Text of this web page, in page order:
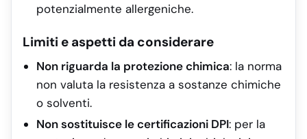
potenzialmente allergeniche.
Limiti e aspetti da considerare
Non riguarda la protezione chimica: la norma
non valuta la resistenza a sostanze chimiche
o solventi.
Non sostituisce le certificazioni DPI: per la